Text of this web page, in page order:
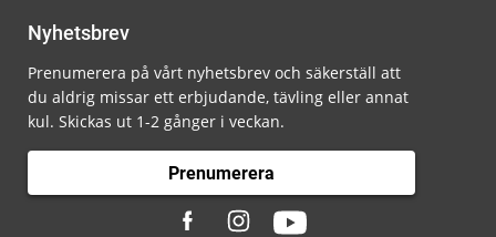
Nyhetsbrev
Prenumerera på vårt nyhetsbrev och säkerställ att
du aldrig missar ett erbjudande, tävling eller annat
kul. Skickas ut 1-2 gånger i veckan.
Prenumerera